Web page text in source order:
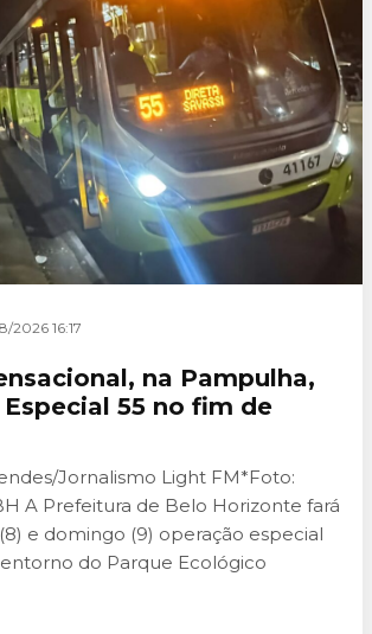
2026 16:17
na Pampulha,
55 no fim de
Jornalismo Light FM*Foto:
A Prefeitura de Belo Horizonte fará
e domingo (9) operação especial
do Parque Ecológico